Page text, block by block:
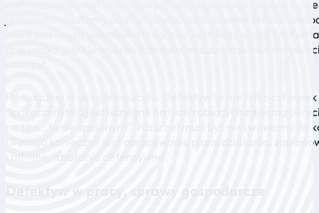
najlepszy materiał dowodowy. Podczas naszych działań
jednak nie działamy pod dyktando, gdyż chcemy zebrać
który jest naszą wizytówką w sądzie. Jesteśmy w stałym
przypadku gdy nie wybrali Państwo jeszcze prawnika my
Pomagamy w osiągnięciu celu. Detektyw to nie tylko
Społeczeństwo jest uczulone na ludzi robiących zdjęcia z
na tzw. „bycie spalonym”. Nasz cel musi być nieświadomy do
Dlatego konieczne jest opracowanie planu działania,